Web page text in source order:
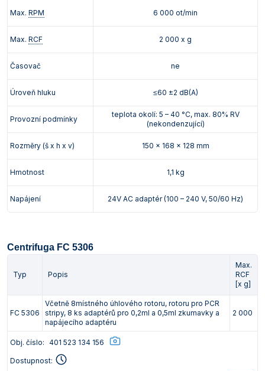
Max. RPM 6 000 ot/min
Max. RCF 2 000 x g
Časovač ne
Úroveň hluku ≤60 ±2 dB(A)
Provozní podmínky
teplota okolí: 5 – 40 °C, max. 80% RV
(nekondenzující)
Rozměry (š x h x v) 150 x 168 x 128 mm
Hmotnost 1,1 kg
Napájení 24V AC adaptér (100 – 240 V, 50/60 Hz)
Centrifuga FC 5306
Typ Popis
Max.
RCF
[x g]
FC 5306
Včetně 8místného úhlového rotoru, rotoru pro PCR
stripy, 8 ks adaptérů pro 0,2ml a 0,5ml zkumavky a
napájecího adaptéru
2 000
Obj. číslo: 401 523 134 156
Dostupnost: